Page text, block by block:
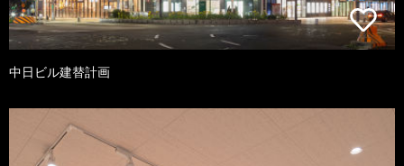
中日ビル建替計画